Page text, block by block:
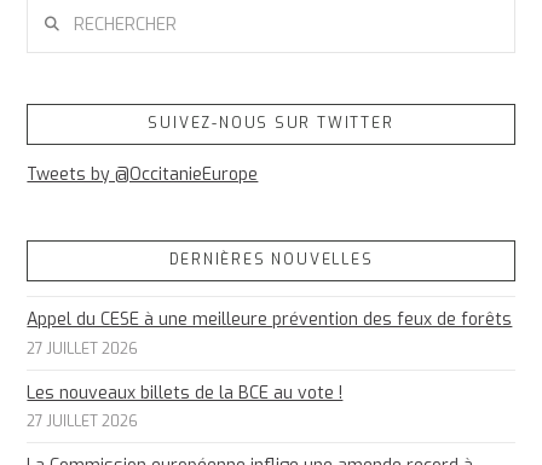
SUIVEZ-NOUS SUR TWITTER
Tweets by @OccitanieEurope
DERNIÈRES NOUVELLES
Appel du CESE à une meilleure prévention des feux de forêts
27 JUILLET 2026
Les nouveaux billets de la BCE au vote !
27 JUILLET 2026